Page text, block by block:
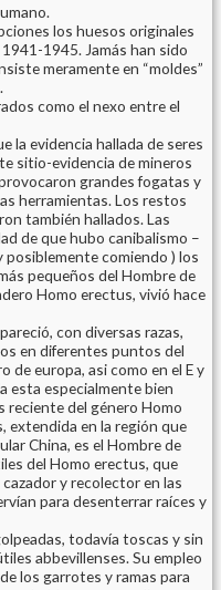
los huesos originales
1945. Jamás han sido
meramente en “moldes”
como el nexo entre el
la evidencia hallada de seres
sitio-evidencia de mineros
grandes fogatas y
herramientas. Los restos
también hallados. Las
de que hubo canibalismo –
comiendo ) los
pequeños del Hombre de
Homo erectus, vivió hace
con diversas razas,
en diferentes puntos del
europa, asi como en el E y
esta especialmente bien
reciente del género Homo
extendida en la región que
China, es el Hombre de
del Homo erectus, que
y recolector en las
para desenterrar raíces y
todavía toscas y sin
abbevillenses. Su empleo
los garrotes y ramas para